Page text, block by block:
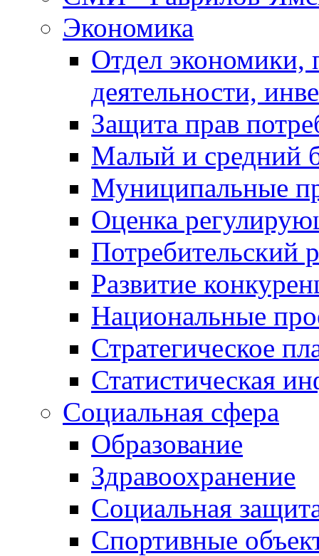
Экономика
Отдел экономики,
деятельности,
Защита прав
Малый и средний
Муниципальные
Оценка
Потребительский
Развитие
Национальные
Стратегическое
Статистическая
Социальная сфера
Образование
Здравоохранение
Социальная
Спортивные